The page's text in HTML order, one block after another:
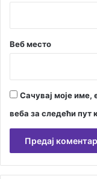
Веб место
Сачувај моје име,
веба за следећи